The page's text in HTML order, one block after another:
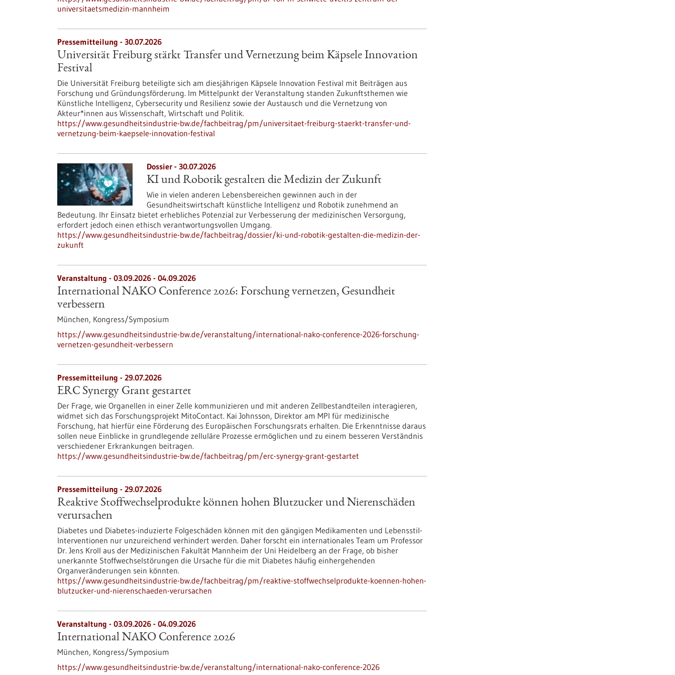
universitaetsmedizin-mannheim
Pressemitteilung - 30.07.2026
Universität Freiburg stärkt Transfer und Vernetzung beim Käpsele Innovation
Festival
Die Universität Freiburg beteiligte sich am diesjährigen Käpsele Innovation Festival mit Beiträgen aus
Forschung und Gründungsförderung. Im Mittelpunkt der Veranstaltung standen Zukunftsthemen wie
Künstliche Intelligenz, Cybersecurity und Resilienz sowie der Austausch und die Vernetzung von
Akteur*innen aus Wissenschaft, Wirtschaft und Politik.
https://www.gesundheitsindustrie-bw.de/fachbeitrag/pm/universitaet-freiburg-staerkt-transfer-und-
vernetzung-beim-kaepsele-innovation-festival
Dossier - 30.07.2026
KI und Robotik gestalten die Medizin der Zukunft
Wie in vielen anderen Lebensbereichen gewinnen auch in der
Gesundheitswirtschaft künstliche Intelligenz und Robotik zunehmend an
Bedeutung. Ihr Einsatz bietet erhebliches Potenzial zur Verbesserung der medizinischen Versorgung,
erfordert jedoch einen ethisch verantwortungsvollen Umgang.
https://www.gesundheitsindustrie-bw.de/fachbeitrag/dossier/ki-und-robotik-gestalten-die-medizin-der-
zukunft
Veranstaltung - 03.09.2026 - 04.09.2026
International NAKO Conference 2026: Forschung vernetzen, Gesundheit
verbessern
München, Kongress/Symposium
https://www.gesundheitsindustrie-bw.de/veranstaltung/international-nako-conference-2026-forschung-
vernetzen-gesundheit-verbessern
Pressemitteilung - 29.07.2026
ERC Synergy Grant gestartet
Der Frage, wie Organellen in einer Zelle kommunizieren und mit anderen Zellbestandteilen interagieren,
widmet sich das Forschungsprojekt MitoContact. Kai Johnsson, Direktor am MPI für medizinische
Forschung, hat hierfür eine Förderung des Europäischen Forschungsrats erhalten. Die Erkenntnisse daraus
sollen neue Einblicke in grundlegende zelluläre Prozesse ermöglichen und zu einem besseren Verständnis
verschiedener Erkrankungen beitragen.
https://www.gesundheitsindustrie-bw.de/fachbeitrag/pm/erc-synergy-grant-gestartet
Pressemitteilung - 29.07.2026
Reaktive Stoffwechselprodukte können hohen Blutzucker und Nierenschäden
verursachen
Diabetes und Diabetes-induzierte Folgeschäden können mit den gängigen Medikamenten und Lebensstil-
Interventionen nur unzureichend verhindert werden. Daher forscht ein internationales Team um Professor
Dr. Jens Kroll aus der Medizinischen Fakultät Mannheim der Uni Heidelberg an der Frage, ob bisher
unerkannte Stoffwechselstörungen die Ursache für die mit Diabetes häufig einhergehenden
Organveränderungen sein könnten.
https://www.gesundheitsindustrie-bw.de/fachbeitrag/pm/reaktive-stoffwechselprodukte-koennen-hohen-
blutzucker-und-nierenschaeden-verursachen
Veranstaltung - 03.09.2026 - 04.09.2026
International NAKO Conference 2026
München, Kongress/Symposium
https://www.gesundheitsindustrie-bw.de/veranstaltung/international-nako-conference-2026